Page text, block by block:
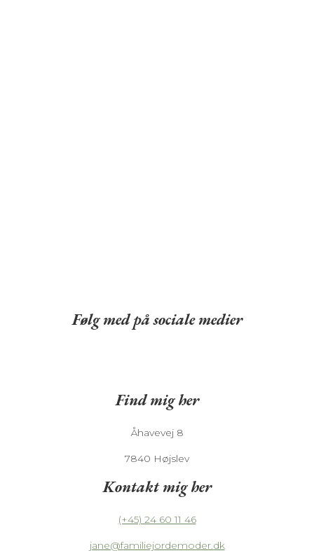
Følg med på sociale medier
Find mig her
Åhavevej 8
7840 Højslev
Kontakt mig her
(+45) 24 60 11 46
jane@familiejordemoder.dk